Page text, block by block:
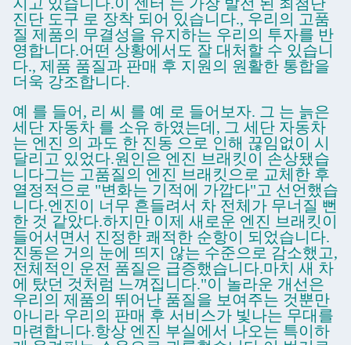
진단 도구 로 장착 되어 있습니다., 우리의 고품
질 제품의 무결성을 유지하는 우리의 투자를 반
영합니다.어떤 상황에서도 잘 대처할 수 있습니
다., 제품 품질과 판매 후 지원의 원활한 통합을
더욱 강조합니다.
예 를 들어, 리 씨 를 예 로 들어보자. 그 는 늙은
세단 자동차 를 소유 하였는데, 그 세단 자동차
는 엔진 의 과도 한 진동 으로 인해 끊임없이 시
달리고 있었다.원인은 엔진 브래킷이 손상됐습
니다그는 고품질의 엔진 브래킷으로 교체한 후
열정적으로 "변화는 기적에 가깝다"고 선언했습
니다.엔진이 너무 흔들려서 차 전체가 무너질 뻔
한 것 같았다.하지만 이제 새로운 엔진 브래킷이
들어서면서 진정한 쾌적한 순항이 되었습니다.
진동은 거의 눈에 띄지 않는 수준으로 감소했고,
전체적인 운전 품질은 급증했습니다.마치 새 차
에 탔던 것처럼 느껴집니다."이 놀라운 개선은
우리의 제품의 뛰어난 품질을 보여주는 것뿐만
아니라 우리의 판매 후 서비스가 빛나는 무대를
마련합니다.항상 엔진 부실에서 나오는 특이하